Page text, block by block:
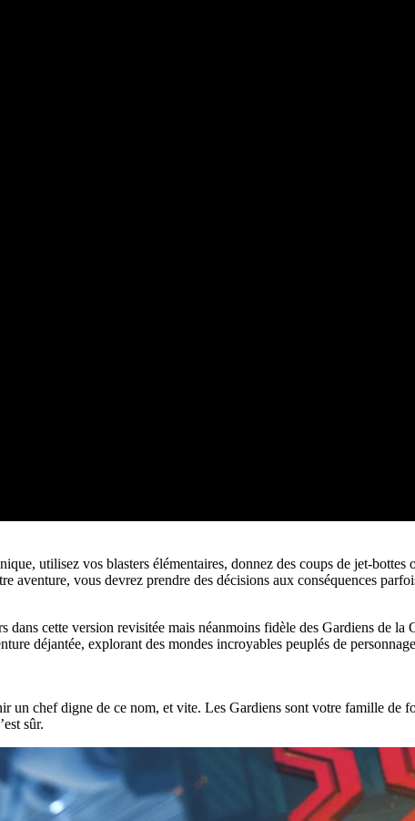
utilisez vos blasters élémentaires, donnez des coups de jet-bottes
aventure, vous devrez prendre des décisions aux conséquences
cette version revisitée mais néanmoins fidèle des Gardiens de la
déjantée, explorant des mondes incroyables peuplés de
un chef digne de ce nom, et vite. Les Gardiens sont votre famille de
sûr.